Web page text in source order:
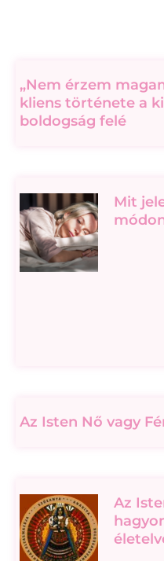
„Nem érzem
kliens története a
boldogság felé
Mit
Az Isten Nő vagy
Az